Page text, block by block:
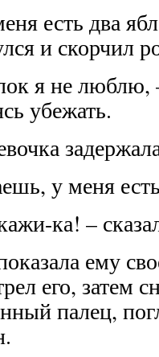
есть два
и скорчил
я не люблю,
убежать.
у меня
ка! –
ему
его, затем
палец,